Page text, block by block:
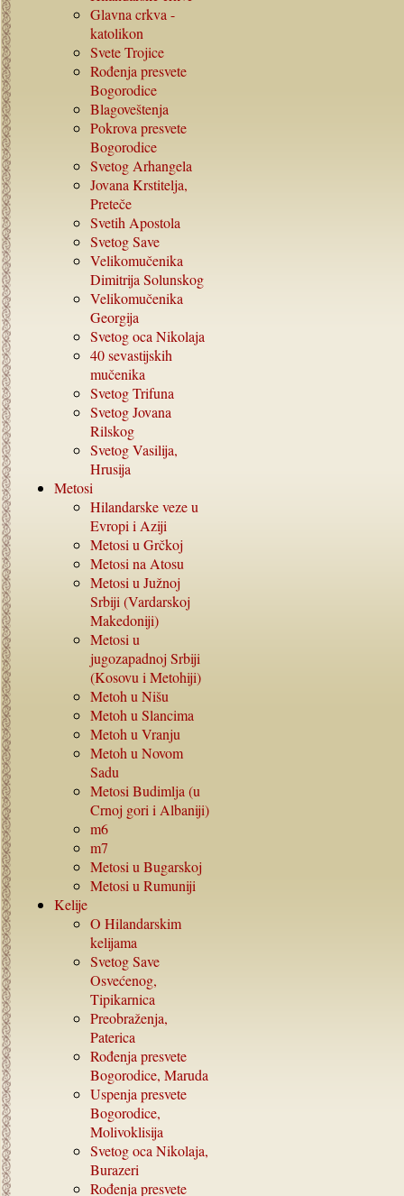
Glavna crkva -
katolikon
Svete Trojice
Rođenja presvete
Bogorodice
Blagoveštenja
Pokrova presvete
Bogorodice
Svetog Arhangela
Jovana Krstitelja,
Preteče
Svetih Apostola
Svetog Save
Velikomučenika
Dimitrija Solunskog
Velikomučenika
Georgija
Svetog oca Nikolaja
40sevastijskih
mučenika
Svetog Trifuna
Svetog Jovana
Rilskog
Svetog Vasilija,
Hrusija
Metosi
Hilandarske veze u
Evropi i Aziji
Metosi u Grčkoj
Metosi na Atosu
Metosi u Južnoj
Srbiji (Vardarskoj
Makedoniji)
Metosi u
jugozapadnoj Srbiji
(Kosovu i Metohiji)
Metoh u Nišu
Metoh u Slancima
Metoh u Vranju
Metoh u Novom
Sadu
Metosi Budimlja (u
Crnoj gori i Albaniji)
m6
m7
Metosi u Bugarskoj
Metosi u Rumuniji
Kelije
O Hilandarskim
kelijama
Svetog Save
Osvećenog,
Tipikarnica
Preobraženja,
Paterica
Rođenja presvete
Bogorodice, Maruda
Uspenja presvete
Bogorodice,
Molivoklisija
Svetog oca Nikolaja,
Burazeri
Rođenja presvete